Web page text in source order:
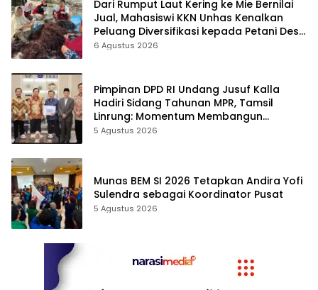
Dari Rumput Laut Kering ke Mie Bernilai
Jual, Mahasiswi KKN Unhas Kenalkan
Peluang Diversifikasi kepada Petani Desa
Baruga
6 Agustus 2026
Pimpinan DPD RI Undang Jusuf Kalla
Hadiri Sidang Tahunan MPR, Tamsil
Linrung: Momentum Membangun
Solidaritas Kepemimpinan Bangsa
5 Agustus 2026
Munas BEM SI 2026 Tetapkan Andira Yofi
Sulendra sebagai Koordinator Pusat
5 Agustus 2026